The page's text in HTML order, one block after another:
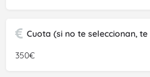
Cuota (si no te seleccionan,
350€